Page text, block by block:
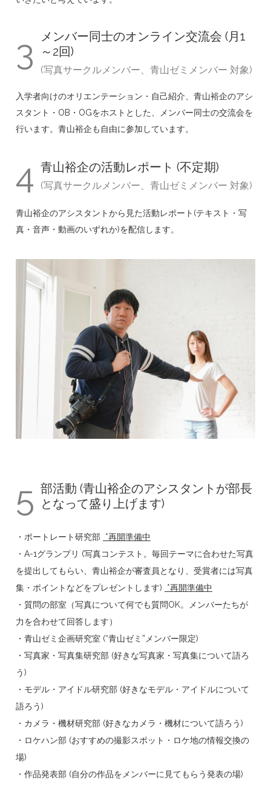
3
メンバー同士のオンライン交流会 (月1
～2回)
(写真サークルメンバー、青山ゼミメンバー 対象)
入学者向けのオリエンテーション・自己紹介、青山裕企のアシ
スタント・OB・OGをホストとした、メンバー同士の交流会を
行います。青山裕企も自由に参加しています。
4 青山裕企の活動レポート (不定期)
(写真サークルメンバー、青山ゼミメンバー 対象)
青山裕企のアシスタントから見た活動レポート(テキスト・写
真・音声・動画のいずれか)を配信します。
5 部活動 (青山裕企のアシスタントが部長
となって盛り上げます)
・ポートレート研究部
*再開準備中
・A-1グランプリ (写真コンテスト。毎回テーマに合わせた写真
を提出してもらい、青山裕企が審査員となり、受賞者には写真
集・ポイントなどをプレゼントします)
*再開準備中
・質問の部室（写真について何でも質問OK。メンバーたちが
力を合わせて回答します）
・青山ゼミ企画研究室 (“青山ゼミ”メンバー限定)
・写真家・写真集研究部 (好きな写真家・写真集について語ろ
う)
・モデル・アイドル研究部 (好きなモデル・アイドルについて
語ろう)
・カメラ・機材研究部 (好きなカメラ・機材について語ろう)
・ロケハン部 (おすすめの撮影スポット・ロケ地の情報交換の
場)
・作品発表部 (自分の作品をメンバーに見てもらう発表の場)